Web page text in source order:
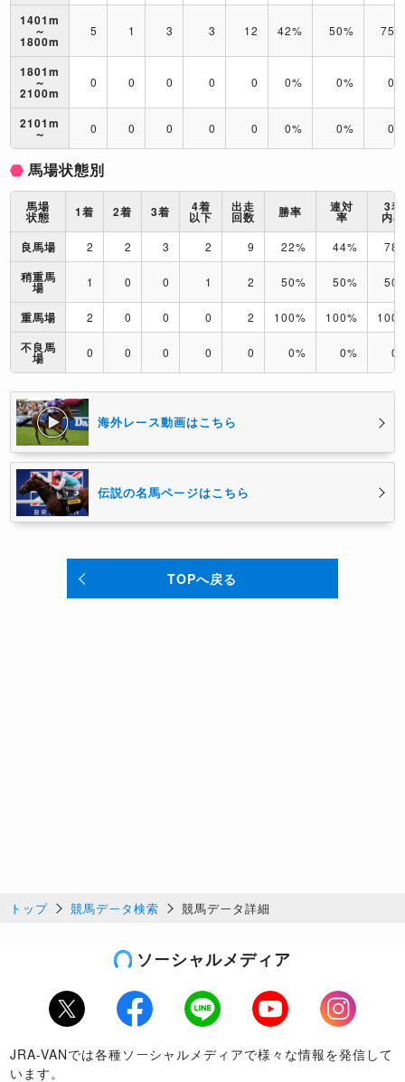
1401m
～
1800m
5 1 3 3 12 42% 50%
1801m
～
2100m
0 0 0 0 0 0% 0%
2101m
～ 0 0 0 0 0 0% 0%
馬場状態別
馬場
状態 1着 2着 3着 4着
以下
出走
回数 勝率 連対
率
3着
内率
良馬場
2 2 3 2 9 22% 44%
稍重馬
場 1 0 0 1 2 50% 50%
重馬場 2 0 0 0 2 100% 100%
不良馬
場 0 0 0 0 0 0% 0%
海外レース動画はこちら
伝説の名馬ページはこちら
TOPへ戻る
トップ 競馬データ検索 競馬データ詳細
ソーシャルメディア
Twitter Facebook LINE Youtube
Instagram
JRA-VANでは各種ソーシャルメディアで様々な情報を発信して
います。